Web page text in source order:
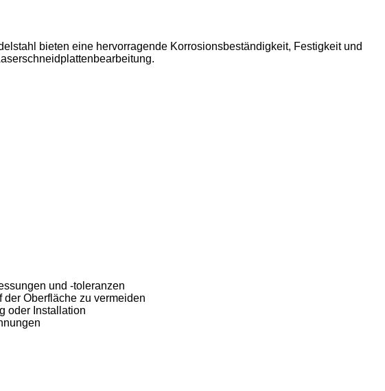
bieten eine hervorragende Korrosionsbeständigkeit, Festigkeit und
und -toleranzen
Oberfläche zu vermeiden
oder Installation